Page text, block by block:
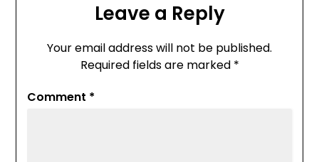
Leave a Reply
Your email address will not be published.
Required fields are marked *
Comment *